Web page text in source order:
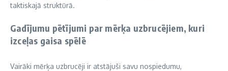
taktiskajā struktūrā.
Gadījumu pētījumi par mērķa uzbrucējiem, kuri
izceļas gaisa spēlē
Vairāki mērķa uzbrucēji ir atstājuši savu nospiedumu,